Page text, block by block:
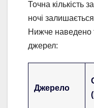
Точна кількість
ночі
Нижче наведено
джерел:
Джерело